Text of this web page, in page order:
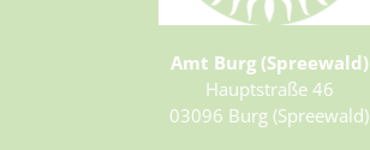
Amt Burg (Spreewald)
Hauptstraße 46
03096 Burg (Spreewald)